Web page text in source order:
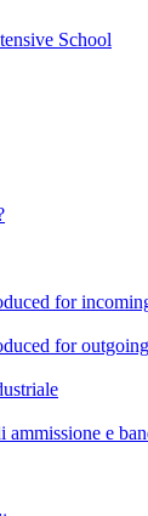
School
for
for
ammissione e